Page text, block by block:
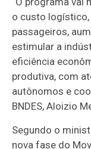
o custo
passageiros,
estimular a
eficiência
produtiva, com
autônomos e
BNDES, Aloizio
Segundo o
nova fase do